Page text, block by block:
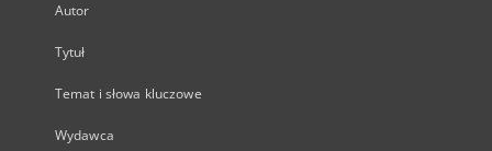
Autor
Tytuł
Temat i słowa kluczowe
Wydawca